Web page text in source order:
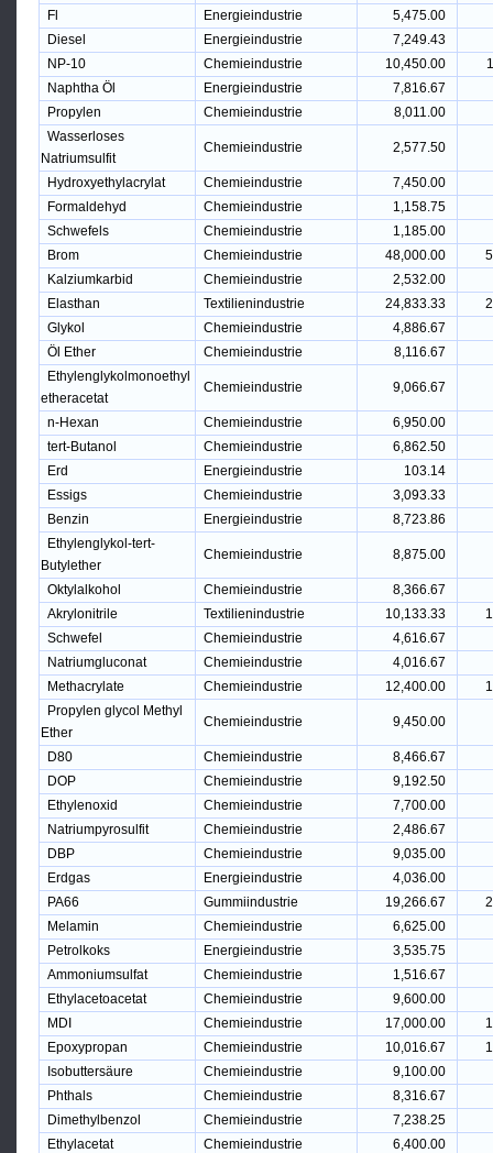
Fl
Energieindustrie
5,475.00
Diesel
Energieindustrie
7,249.43
NP-10
Chemieindustrie 10,450.00
Naphtha Öl
Energieindustrie
7,816.67
Propylen
Chemieindustrie
8,011.00
Wasserloses
Natriumsulfit
Chemieindustrie 2,577.50
Hydroxyethylacrylat Chemieindustrie
7,450.00
Formaldehyd
Chemieindustrie
1,158.75
Schwefels
Chemieindustrie
1,185.00
Brom
Chemieindustrie 48,000.00
Kalziumkarbid
Chemieindustrie
2,532.00
Elasthan
Textilienindustrie 24,833.33
Glykol
Chemieindustrie
4,886.67
Öl Ether
Chemieindustrie
8,116.67
Ethylenglykolmonoethyl
etheracetat
Chemieindustrie 9,066.67
n-Hexan Chemieindustrie
6,950.00
tert-Butanol
Chemieindustrie
6,862.50
Erd
Energieindustrie
103.14
Essigs
Chemieindustrie
3,093.33
Benzin
Energieindustrie
8,723.86
Ethylenglykol-tert-
Butylether
Chemieindustrie 8,875.00
Oktylalkohol Chemieindustrie
8,366.67
Akrylonitrile
Textilienindustrie 10,133.33
Schwefel
Chemieindustrie
4,616.67
Natriumgluconat
Chemieindustrie
4,016.67
Methacrylate
Chemieindustrie 12,400.00
Propylen glycol Methyl
Ether
Chemieindustrie 9,450.00
D80 Chemieindustrie
8,466.67
DOP
Chemieindustrie
9,192.50
Ethylenoxid
Chemieindustrie
7,700.00
Natriumpyrosulfit
Chemieindustrie
2,486.67
DBP
Chemieindustrie
9,035.00
Erdgas
Energieindustrie
4,036.00
PA66
Gummiindustrie 19,266.67
Melamin
Chemieindustrie
6,625.00
Petrolkoks
Energieindustrie
3,535.75
Ammoniumsulfat
Chemieindustrie
1,516.67
Ethylacetoacetat
Chemieindustrie
9,600.00
MDI
Chemieindustrie 17,000.00
Epoxypropan
Chemieindustrie 10,016.67
Isobuttersäure
Chemieindustrie
9,100.00
Phthals
Chemieindustrie
8,316.67
Dimethylbenzol
Chemieindustrie
7,238.25
Ethylacetat
Chemieindustrie
6,400.00